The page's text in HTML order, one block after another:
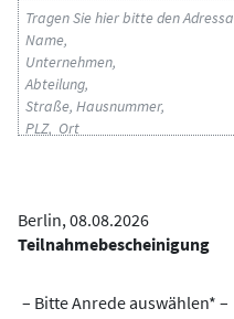
BETREFF
Berlin, 08.08.2026
Teilnahmebescheinigung
ANREDE